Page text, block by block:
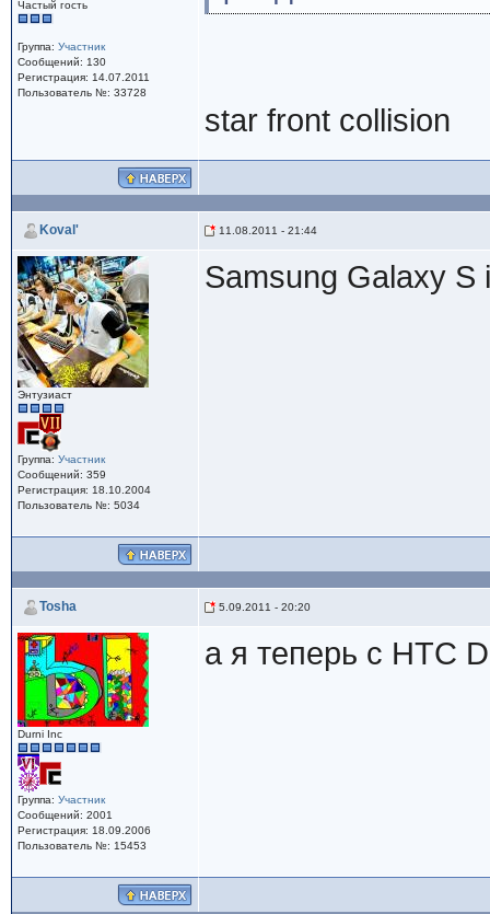
Частый гость
Группа: Участник
Сообщений: 130
Регистрация: 14.07.2011
Пользователь №: 33728
star front collision
Koval' 11.08.2011 - 21:44
Энтузиаст
Группа: Участник
Сообщений: 359
Регистрация: 18.10.2004
Пользователь №: 5034
Samsung Galaxy S
Tosha 5.09.2011 - 20:20
Durni Inc
Группа: Участник
Сообщений: 2001
Регистрация: 18.09.2006
Пользователь №: 15453
а я теперь с HTC